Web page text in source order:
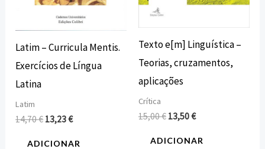
Latim – Curricula Mentis.
Exercícios de Língua
Latina
Latim
14,70€ 13,23€
ADICIONAR
Texto e[m] Linguística –
Teorias, cruzamentos,
aplicações
Crítica
15,00€ 13,50€
ADICIONAR